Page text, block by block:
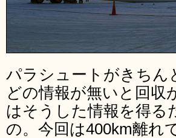
パラシュートがきちん
どの情報が無いと回収
はそうした情報を得る
の。今回は400km離れ